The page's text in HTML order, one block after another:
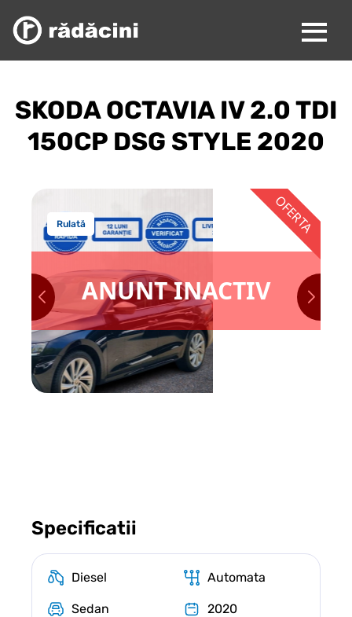
SKODA OCTAVIA IV 2.0 TDI
150CP DSG STYLE 2020
ANUNT INACTIV
Rulată
Specificatii
Diesel Automata
Sedan 2020